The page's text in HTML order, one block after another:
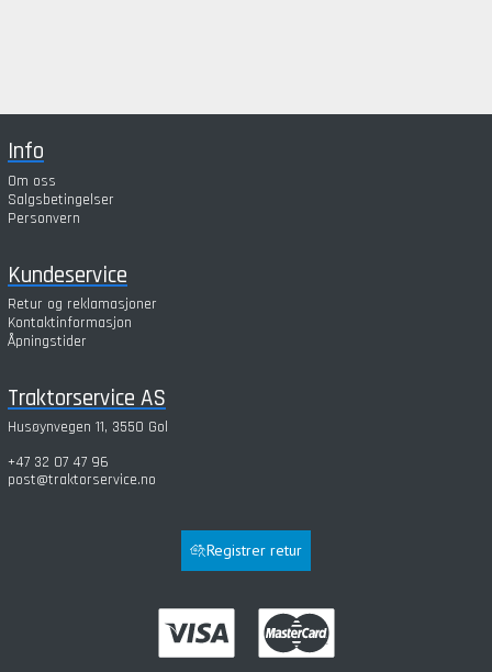
Info
Om oss
Salgsbetingelser
Personvern
Kundeservice
Retur og reklamasjoner
Kontaktinformasjon
Åpningstider
Traktorservice AS
Husøynvegen 11, 3550 Gol
+47 32 07 47 96
post@traktorservice.no
Registrer retur